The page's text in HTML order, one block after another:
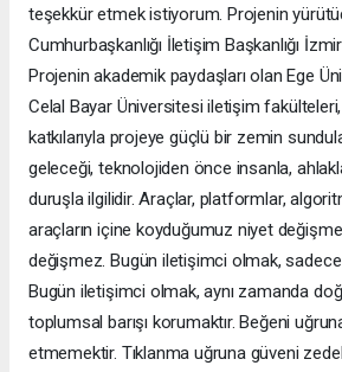
teşekkür etmek istiyorum. Projenin
Cumhurbaşkanlığı İletişim Başkanlığı
Projenin akademik paydaşları olan Ege
Celal Bayar Üniversitesi iletişim
katkılarıyla projeye güçlü bir zemin
geleceği, teknolojiden önce insanla,
duruşla ilgilidir. Araçlar, platformlar,
araçların içine koyduğumuz niyet
değişmez. Bugün iletişimci olmak,
Bugün iletişimci olmak, aynı zamanda
toplumsal barışı korumaktır. Beğeni
etmemektir. Tıklanma uğruna güveni